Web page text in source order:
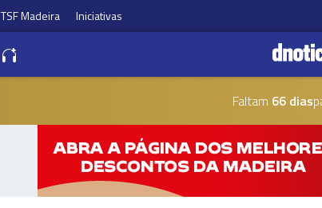
TSF Madeira Iniciativas
Faltam 66 dias